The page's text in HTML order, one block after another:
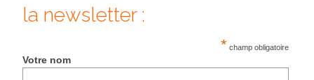
la newsletter :
* champ obligatoire
Votre nom